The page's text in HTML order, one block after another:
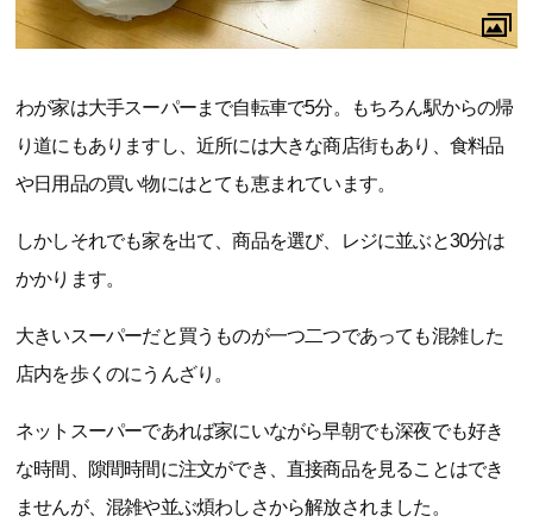
わが家は大手スーパーまで自転車で5分。もちろん駅からの帰
り道にもありますし、近所には大きな商店街もあり、食料品
や日用品の買い物にはとても恵まれています。
しかしそれでも家を出て、商品を選び、レジに並ぶと30分は
かかります。
大きいスーパーだと買うものが一つ二つであっても混雑した
店内を歩くのにうんざり。
ネットスーパーであれば家にいながら早朝でも深夜でも好き
な時間、隙間時間に注文ができ、直接商品を見ることはでき
ませんが、混雑や並ぶ煩わしさから解放されました。